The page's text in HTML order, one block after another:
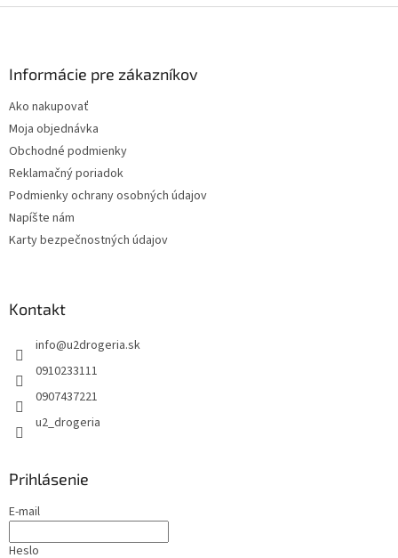
Informácie pre zákazníkov
Ako nakupovať
Moja objednávka
Obchodné podmienky
Reklamačný poriadok
Podmienky ochrany osobných údajov
Napíšte nám
Karty bezpečnostných údajov
Kontakt
info@u2drogeria.sk
0910233111
0907437221
u2_drogeria
Prihlásenie
E-mail
Heslo